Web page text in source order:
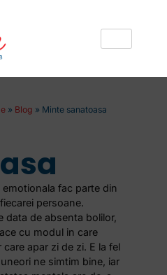
» Blog » Minte sanatoasa
fac parte din
persoane.
data de absenta bolilor,
cu modul in care
apar zi de zi. E la fel
ne simtim bine, iar